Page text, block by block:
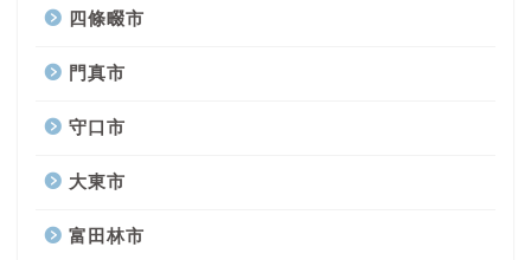
四條畷市
門真市
守口市
大東市
富田林市